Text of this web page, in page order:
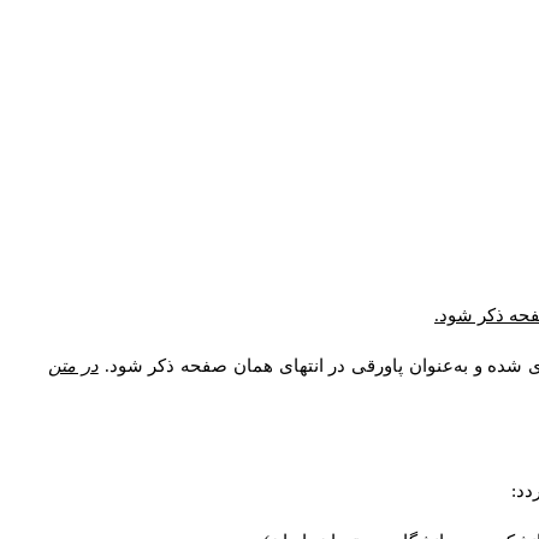
ذکر شود.
شده و به‌عنوان پاورقی در انتهای همان صفحه ذکر شود. در متن